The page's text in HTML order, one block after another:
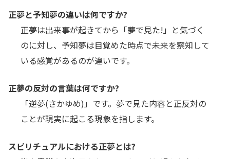
正夢と予知夢の違いは何ですか?
正夢は出来事が起きてから「夢で見た!」と気づく
のに対し、予知夢は目覚めた時点で未来を察知して
いる感覚があるのが違いです。
正夢の反対の言葉は何ですか?
「逆夢(さかゆめ)」です。夢で見た内容と正反対の
ことが現実に起こる現象を指します。
スピリチュアルにおける正夢とは?